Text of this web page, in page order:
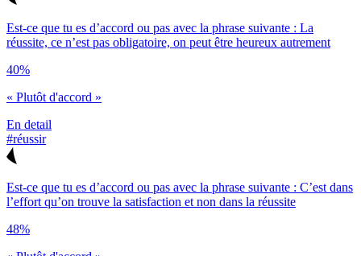
Est-ce que tu es d’accord ou pas avec la phrase suivante : La
réussite, ce n’est pas obligatoire, on peut être heureux autrement
40%
« Plutôt d'accord »
En detail
#réussir
Est-ce que tu es d’accord ou pas avec la phrase suivante : C’est dans
l’effort qu’on trouve la satisfaction et non dans la réussite
48%